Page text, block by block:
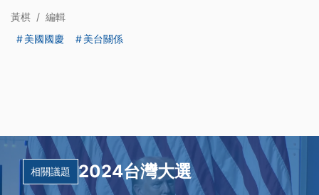
黃棋 / 編輯
美國國慶
美台關係
相關議題 2024台灣大選